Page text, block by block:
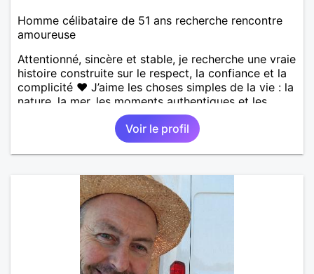
Homme célibataire de 51 ans recherche rencontre
amoureuse
Attentionné, sincère et stable, je recherche une vraie
histoire construite sur le respect, la confiance et la
complicité ❤️ J’aime les choses simples de la vie : la
nature, la mer, les moments authentiques et les
personnes au grand cœur 🌊🌿 Très câlin et
affectueux, j’adore les petits moments de tendresse
et les calinous réguliers 😊❤️ La solitude finit parfois
par peser, alors si tu es en Nouvelle-Calédonie et
temps de discuter… et laissons l’avenir nous guider
Voir le profil